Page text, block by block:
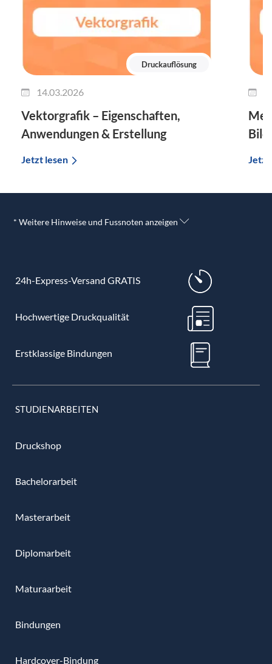
Druckauflösung
14.03.2026
Vektorgrafik – Eigenschaften,
Anwendungen & Erstellung
Jetzt lesen
* Weitere Hinweise und Fussnoten anzeigen
24h-Express-Versand GRATIS
Hochwertige Druckqualität
Erstklassige Bindungen
STUDIENARBEITEN
Druckshop
Bachelorarbeit
Masterarbeit
Diplomarbeit
Maturaarbeit
Bindungen
Hardcover-Bindung